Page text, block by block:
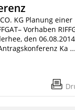
CO. KG Planung einer
Vorhaben
den
Ka